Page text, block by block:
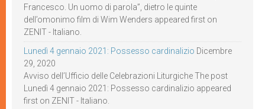
Francesco. Un uomo di parola”, dietro le quinte
dell’omonimo film di Wim Wenders appeared first on
ZENIT - Italiano.
Lunedì 4 gennaio 2021: Possesso cardinalizio Dicembre
29, 2020
Avviso dell’Ufficio delle Celebrazioni Liturgiche The post
Lunedì 4 gennaio 2021: Possesso cardinalizio appeared
first on ZENIT - Italiano.